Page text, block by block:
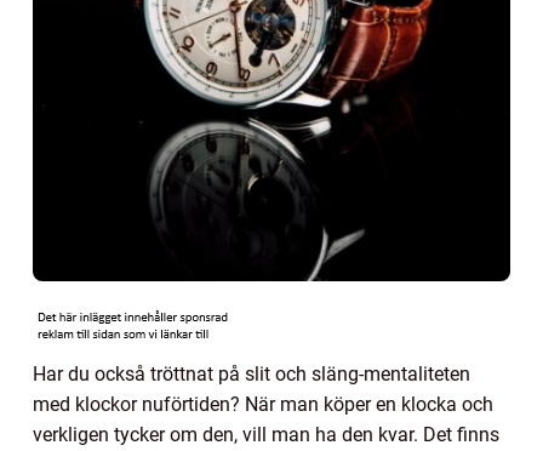
Har du också tröttnat på slit och släng-mentaliteten
med klockor nuförtiden? När man köper en klocka och
verkligen tycker om den, vill man ha den kvar. Det finns